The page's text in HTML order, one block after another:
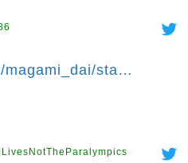
magami_dai/sta…